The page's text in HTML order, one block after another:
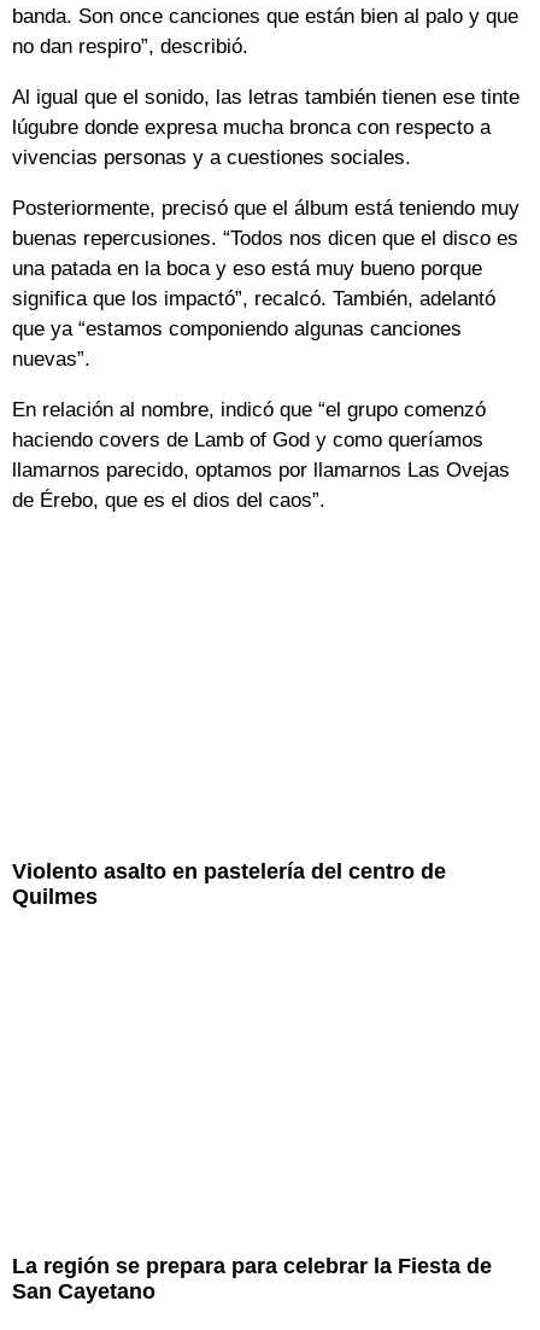
banda. Son once canciones que están bien al palo y que
no dan respiro”, describió.
Al igual que el sonido, las letras también tienen ese tinte
lúgubre donde expresa mucha bronca con respecto a
vivencias personas y a cuestiones sociales.
Posteriormente, precisó que el álbum está teniendo muy
buenas repercusiones. “Todos nos dicen que el disco es
una patada en la boca y eso está muy bueno porque
significa que los impactó”, recalcó. También, adelantó
que ya “estamos componiendo algunas canciones
nuevas”.
En relación al nombre, indicó que “el grupo comenzó
haciendo covers de Lamb of God y como queríamos
llamarnos parecido, optamos por llamarnos Las Ovejas
de Érebo, que es el dios del caos”.
Violento asalto en pastelería del centro de
Quilmes
La región se prepara para celebrar la Fiesta de
San Cayetano